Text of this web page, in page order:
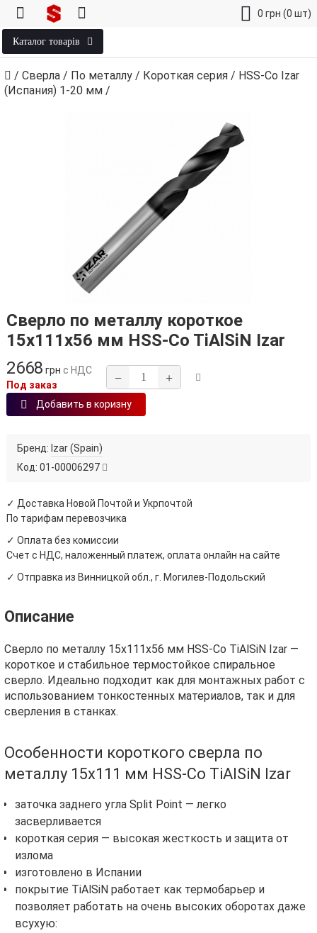
0 грн (0 шт)
Каталог товарів
/ Сверла / По металлу / Короткая серия / HSS-Co Izar
(Испания) 1‑20 мм /
Сверло по металлу короткое
15х111х56 мм HSS-Co TiAlSiN Izar
2668 грн с НДС
Под заказ
− +
Добавить в коризну
Бренд: Izar (Spain)
Код: 01-00006297
✓ Доставка Новой Почтой и Укрпочтой
По тарифам перевозчика
✓ Оплата без комиссии
Счет с НДС, наложенный платеж, оплата онлайн на сайте
✓ Отправка из Винницкой обл., г. Могилев-Подольский
Описание
Сверло по металлу 15х111х56 мм HSS-Co TiAlSiN Izar —
короткое и стабильное термостойкое спиральное
сверло. Идеально подходит как для монтажных работ с
использованием тонкостенных материалов, так и для
сверления в станках.
Особенности короткого сверла по
металлу 15х111 мм HSS-Co TiAlSiN Izar
заточка заднего угла Split Point — легко
засверливается
короткая серия — высокая жесткость и защита от
излома
изготовлено в Испании
покрытие TiAlSiN работает как термобарьер и
позволяет работать на очень высоких оборотах даже
всухую: